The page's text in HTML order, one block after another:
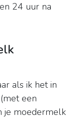
24 uur na
als ik het in
een
je moedermelk